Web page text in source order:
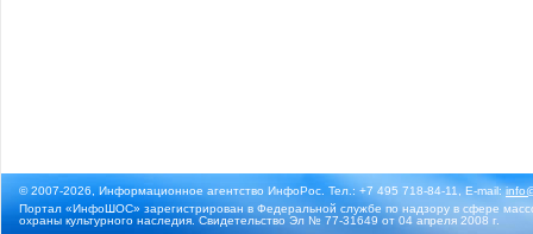
© 2007-2026, Информационное агентство ИнфоРос. Тел.: +7 495 718-84-11, E-mail:
Портал «ИнфоШОС» зарегистрирован в Федеральной службе по надзору в сфере
охраны культурного наследия. Свидетельство Эл № 77-31649 от 04 апреля 2008 г.